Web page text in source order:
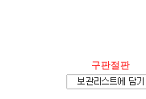
구판절판